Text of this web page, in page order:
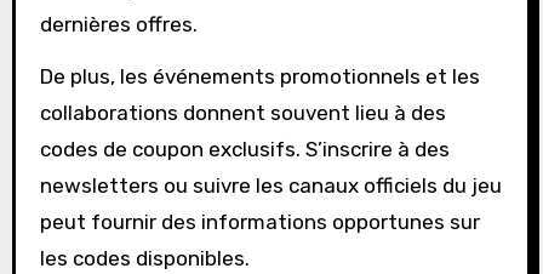
dernières offres.
De plus, les événements promotionnels et les
collaborations donnent souvent lieu à des
codes de coupon exclusifs. S’inscrire à des
newsletters ou suivre les canaux officiels du jeu
peut fournir des informations opportunes sur
les codes disponibles.